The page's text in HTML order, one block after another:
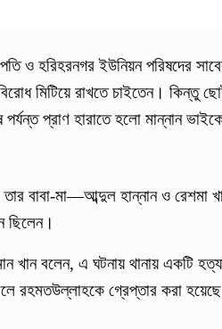
ও হরিহরনগর ইউনিয়ন পরিষদের
মিটিয়ে রাখতে চাইতেন। কিন্তু
প্রাণ হারাতে হলো মান্নান
বাবা-মা—আব্দুল হান্নান ও রেশমা
ছিলেন।
খান বলেন, এ ঘটনায় থানায় একটি
রহমতউল্লাহকে গ্রেপ্তার করা